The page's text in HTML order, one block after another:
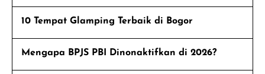
10 Tempat Glamping Terbaik di Bogor
Mengapa BPJS PBI Dinonaktifkan di 2026?